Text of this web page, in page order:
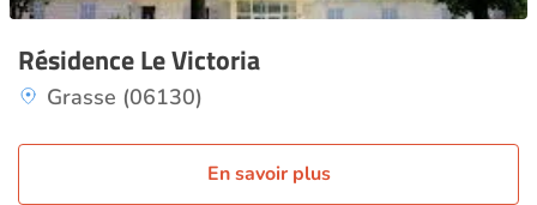
Résidence Le Victoria
Grasse (06130)
En savoir plus